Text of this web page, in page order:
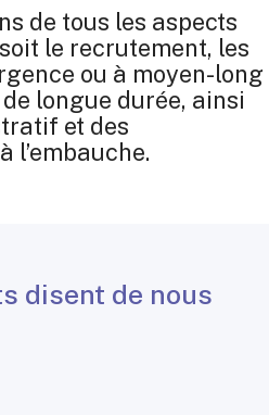
de tous les aspects
le recrutement, les
ou à moyen-long
longue durée, ainsi
et des
l’embauche.
disent de nous